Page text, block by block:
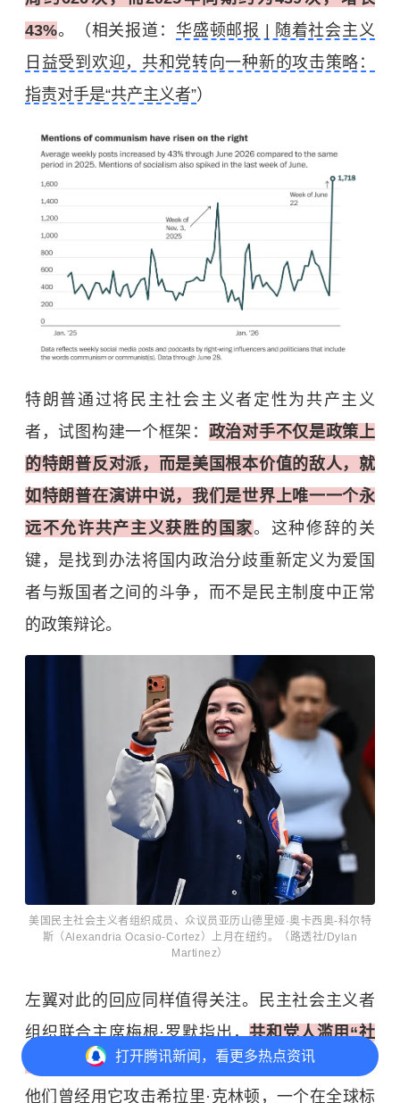
43%。（相关报道： 华盛顿邮报 | 随着社会主义
日益受到欢迎，共和党转向一种新的攻击策略：
指责对手是“共产主义者”）
特朗普通过将民主社会主义者定性为共产主义
者，试图构建一个框架： 政治对手不仅是政策上
的特朗普反对派，而是美国根本价值的敌人，就
如特朗普在演讲中说，我们是世界上唯一一个永
远不允许共产主义获胜的国家。这种修辞的关
键，是找到办法将国内政治分歧重新定义为爱国
者与叛国者之间的斗争，而不是民主制度中正常
的政策辩论。
美国民主社会主义者组织成员、众议员亚历山德里娅·奥卡西奥-科尔特
斯（Alexandria Ocasio-Cortez）上月在纽约。（路透社/Dylan
Martinez）
左翼对此的回应同样值得关注。民主社会主义者
组织联合主席梅根·罗默指出，共和党人滥用“社
会主义”标签，反而弱化了原本的污名效果
，因为
他们曾经用它攻击希拉里·克林顿，一个在全球标
打开腾讯新闻，看更多热点资讯